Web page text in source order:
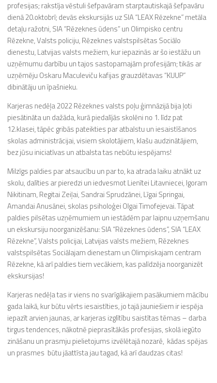
profesijas; rakstīja vēstuli šefpavāram starptautiskajā šefpavāru
dienā 20.oktobrī; devās ekskursijās uz SIA “LEAX Rēzekne” metāla
detaļu ražotni, SIA “Rēzeknes ūdens” un Olimpisko centru
Rēzekne, Valsts policiju, Rēzeknes valstspilsētas Sociālo
dienestu, Latvijas valsts mežiem, kur iepazinās ar šo iestāžu un
uzņēmumu darbību un tajos sastopamajām profesijām; tikās ar
uzņēmēju Oskaru Maculeviču kafijas grauzdētavas “KUUP”
dibinātāju un īpašnieku.
Karjeras nedēļa 2022 Rēzeknes valsts poļu ģimnāzijā bija ļoti
piesātināta un dažāda, kurā piedalījās skolēni no 1. līdz pat
12.klasei, tāpēc gribās pateikties par atbalstu un iesaistīšanos
skolas administrācijai, visiem skolotājiem, klašu audzinātājiem,
bez jūsu iniciatīvas un atbalsta tas nebūtu iespējams!
Milzīgs paldies par atsaucību un par to, ka atrada laiku atnākt uz
skolu, dalīties ar pieredzi un iedvesmot Lienītei Litavniecei, Igoram
Nikitinam, Regitai Zeiļai, Sandrai Sprudzānei, Līgai Springai,
Amandai Anusānei, skolas psiholoģei Olgai Timofejevai. Tāpat
paldies pilsētas uzņēmumiem un iestādēm par laipnu uzņemšanu
un ekskursiju noorganizēšanu: SIA “Rēzeknes ūdens”, SIA “LEAX
Rēzekne”, Valsts policijai, Latvijas valsts mežiem, Rēzeknes
valstspilsētas Sociālajam dienestam un Olimpiskajam centram
Rēzekne, kā arī paldies tiem vecākiem, kas palīdzēja noorganizēt
ekskursijas!
Karjeras nedēļa tas ir viens no svarīgākajiem pasākumiem mācību
gada laikā, kur būtu vērts iesaistīties, jo tajā jauniešiem ir iespēja
iepazīt arvien jaunas, ar karjeras izglītību saistītas tēmas – darba
tirgus tendences, nākotnē pieprasītākās profesijas, skolā iegūto
zināšanu un prasmju pielietojums izvēlētajā nozarē, kādas spējas
un prasmes būtu jāattīsta jau tagad, kā arī daudzas citas!